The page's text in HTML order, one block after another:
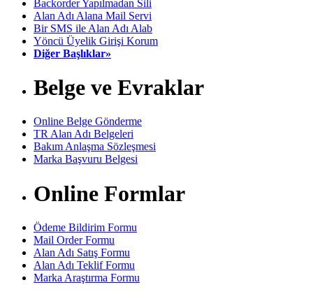
Backorder Yapılmadan Sili
Alan Adı Alana Mail Servi
Bir SMS ile Alan Adı Alab
Yöncü Üyelik Girişi Korum
Diğer Başlıklar»
Belge ve Evraklar
Online Belge Gönderme
TR Alan Adı Belgeleri
Bakım Anlaşma Sözleşmesi
Marka Başvuru Belgesi
Online Formlar
Ödeme Bildirim Formu
Mail Order Formu
Alan Adı Satış Formu
Alan Adı Teklif Formu
Marka Araştırma Formu